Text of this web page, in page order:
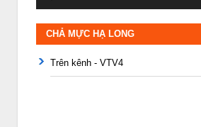
CHẢ MỰC HẠ LONG
Trên kênh - VTV4